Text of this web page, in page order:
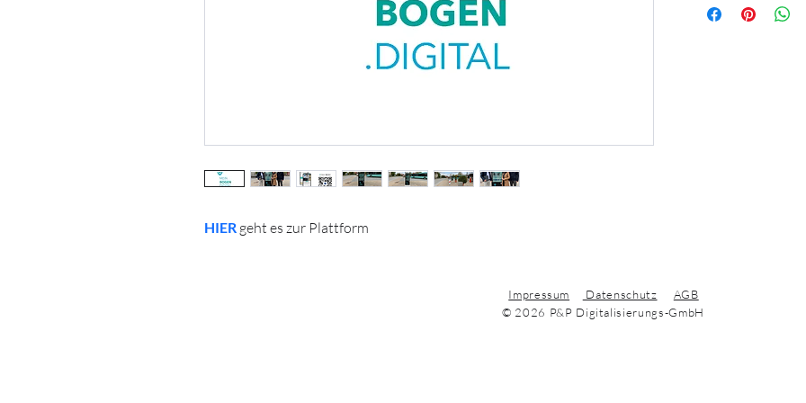
HIER geht es zur Plattform
Erhalten Sie ab
c825b399bc
Impressum Datenschutz
AGB
© 2026 P&P Digitalisierungs-GmbH